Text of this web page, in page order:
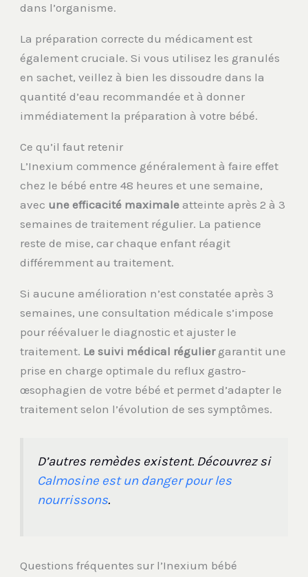
dans l’organisme.
La préparation correcte du médicament est
également cruciale. Si vous utilisez les granulés
en sachet, veillez à bien les dissoudre dans la
quantité d’eau recommandée et à donner
immédiatement la préparation à votre bébé.
Ce qu’il faut retenir
L’Inexium commence généralement à faire effet
chez le bébé entre 48 heures et une semaine,
avec une efficacité maximale atteinte après 2 à 3
semaines de traitement régulier. La patience
reste de mise, car chaque enfant réagit
différemment au traitement.
Si aucune amélioration n’est constatée après 3
semaines, une consultation médicale s’impose
pour réévaluer le diagnostic et ajuster le
traitement. Le suivi médical réguliergarantit une
prise en charge optimale du reflux gastro-
œsophagien de votre bébé et permet d’adapter le
traitement selon l’évolution de ses symptômes.
D’autres remèdes existent. Découvrez si
Calmosine est un danger pour les
nourrissons.
Questions fréquentes sur l’Inexium bébé